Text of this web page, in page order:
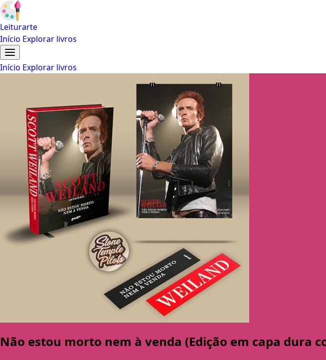
Leiturarte
Início Explorar livros
Início Explorar livros
Não estou morto nem à venda (Edição em capa dura